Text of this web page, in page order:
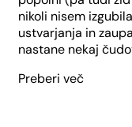
nikoli nisem
ustvarjanja in
nastane nekaj
Preberi več